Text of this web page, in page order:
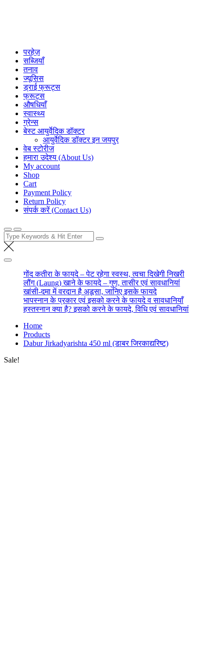
परहेज़
सब्जियाँ
तनाव
ज्यूसिस
ड्राई फ्रूट्स
फ्रूट्स
औषधियाँ
स्वास्थ्य
ग्रेन्स
बेस्ट आयुर्वेदिक डॉक्टर
आयुर्वेदिक डॉक्टर इन जयपुर
वेब स्टोरीज
हमारा उदेश्य (About Us)
My account
Shop
Cart
Payment Policy
Return Policy
संपर्क करें (Contact Us)
Search
for:
गोंद कतीरा के फायदे – पेट रहेगा स्वस्थ, त्वचा दिखेगी निखरी
लौंग (Laung) खाने के फायदे – गुण, तासीर एवं सावधानियां
खांसी-दमा में वरदान है अडूसा, जानिए इसके फायदे
भापस्नान के प्रकार एवं इसको करने के फायदे व सावधानियाँ
हस्तस्नान क्या है? इसको करने के फायदे, विधि एवं सावधानियां
Home
Products
Dabur Jirkadyarishta 450 ml (डाबर जिरकाद्यरिष्ट)
Sale!